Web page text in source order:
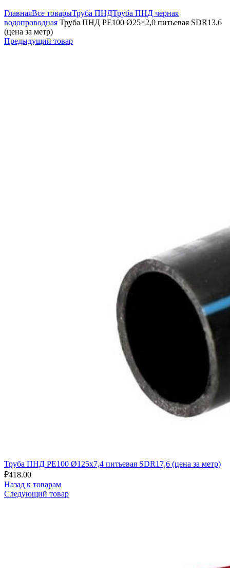
ГлавнаяВсе товарыТруба ПНДТруба ПНД черная
водопроводная Труба ПНД РЕ100 Ø25×2,0 питьевая SDR13.6
(цена за метр)
Предыдущий товар
Труба ПНД РЕ100 Ø125x7,4 питьевая SDR17,6 (цена за метр)
₽418.00
Назад к товарам
Следующий товар